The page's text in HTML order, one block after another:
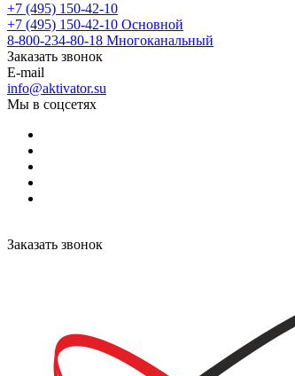
+7 (495) 150-42-10
+7 (495) 150-42-10 Основной
8-800-234-80-18 Многоканальный
Заказать звонок
E-mail
info@aktivator.su
Мы в соцсетях
Заказать звонок